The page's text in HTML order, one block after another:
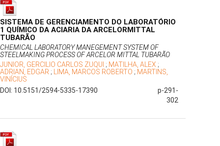
SISTEMA DE GERENCIAMENTO DO LABORATÓRIO
1 QUÍMICO DA ACIARIA DA ARCELORMITTAL
TUBARÃO
CHEMICAL LABORATORY MANEGEMENT SYSTEM OF
STEELMAKING PROCESS OF ARCELOR MITTAL TUBARÃO
JUNIOR, GERCILIO CARLOS ZUQUI ; MATILHA, ALEX ;
ADRIAN, EDGAR ; LIMA, MARCOS ROBERTO ; MARTINS,
VINÍCIUS
DOI: 10.5151/2594-5335-17390
p-291-
302